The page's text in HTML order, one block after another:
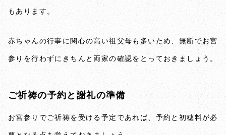
もあります。
赤ちゃんの行事に関心の高い祖父母も多いため、無断でお宮
参りを行わずにきちんと両家の確認をとっておきましょう。
ご祈祷の予約と謝礼の準備
お宮参りでご祈祷を受ける予定であれば、予約と初穂料が必